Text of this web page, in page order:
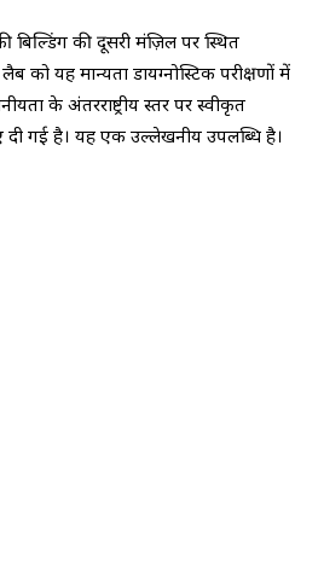
की दूसरी मंज़िल पर स्थित
को यह मान्यता डायग्नोस्टिक परीक्षणों में
के अंतरराष्ट्रीय स्तर पर स्वीकृत
गई है। यह एक उल्लेखनीय उपलब्धि है।